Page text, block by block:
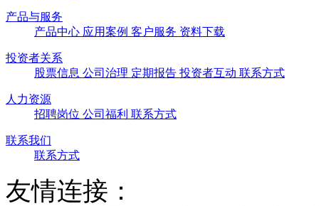
产品与服务
产品中心 应用案例 客户服务 资料下载
投资者关系
股票信息 公司治理 定期报告 投资者互动 联系方式
人力资源
招聘岗位 公司福利 联系方式
联系我们
联系方式
友情连接：